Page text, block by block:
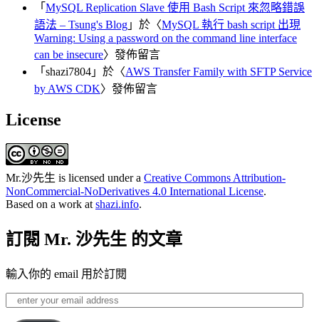
「 MySQL Replication Slave 使用 Bash Script 來忽略錯誤
語法 – Tsung's Blog 」於〈MySQL 執行 bash script 出現
Warning: Using a password on the command line interface
can be insecure〉發佈留言
「 shazi7804 」於〈AWS Transfer Family with SFTP Service
by AWS CDK〉發佈留言
License
Mr.沙先生 is licensed under a Creative Commons Attribution-
NonCommercial-NoDerivatives 4.0 International License.
Based on a work atshazi.info.
訂閱 Mr. 沙先生 的文章
輸入你的 email 用於訂閱
enter
your